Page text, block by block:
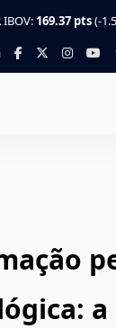
IBOV: 169.37 pts(-